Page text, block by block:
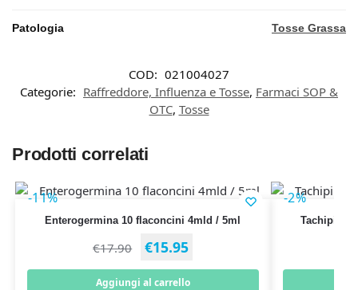
Patologia Tosse Grassa
COD: 021004027
Categorie: Raffreddore, Influenza e Tosse, Farmaci SOP &
OTC, Tosse
Prodotti correlati
-11%
Enterogermina 10 flaconcini 4mld / 5ml
€17.90 €15.95
Aggiungi al carrello
-2%